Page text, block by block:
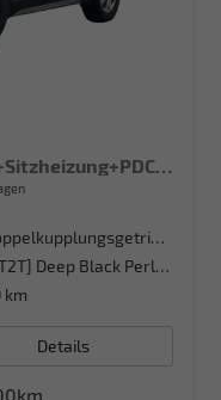
Doppelkupplungsgetriebe (DSG)
[2T2T] Deep Black Perleffekt
km
Details